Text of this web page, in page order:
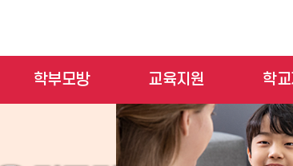
학부모방 교육지원 학